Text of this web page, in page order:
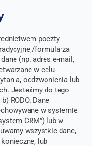
poczty
formularza
(np. adres e-mail,
w celu
oddzwonienia lub
Jesteśmy do tego
RODO. Dane
w systemie
CRM”) lub w
wszystkie dane,
lub